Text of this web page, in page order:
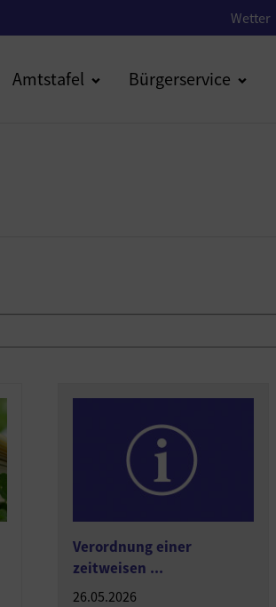
Wetter
Amtstafel Bürgerservice
Verordnung einer
zeitweisen ...
26.05.2026